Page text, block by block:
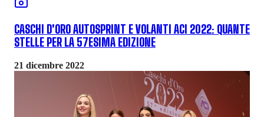
CASCHI D'ORO AUTOSPRINT E VOLANTI ACI 2022: QUANTE
STELLE PER LA 57ESIMA EDIZIONE
21 dicembre 2022